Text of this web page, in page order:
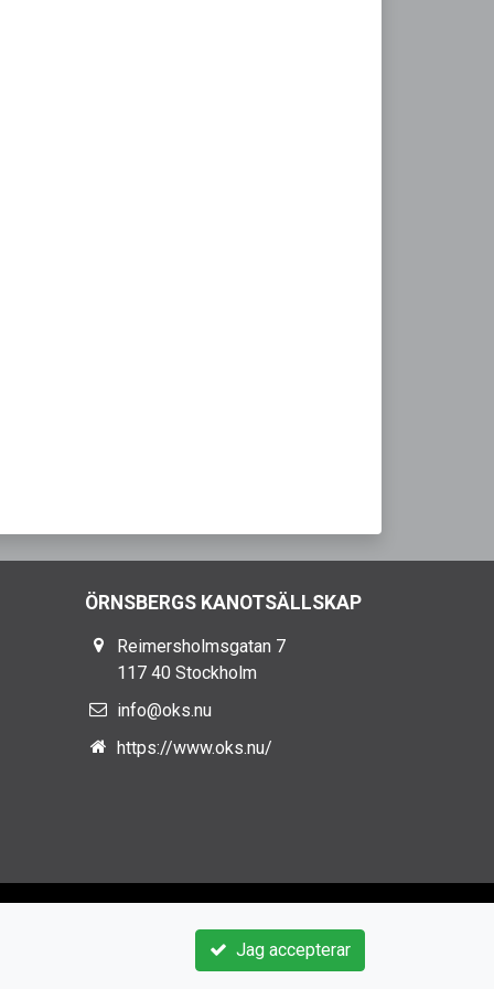
ÖRNSBERGS KANOTSÄLLSKAP
Reimersholmsgatan 7
117 40 Stockholm
info@oks.nu
https://www.oks.nu/
Jag accepterar